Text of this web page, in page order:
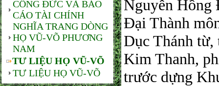
CÔNG ĐỨC VÀ BÁO
CÁO TÀI CHÍNH
NGHĨA TRANG DÒNG
HỌ VŨ-VÕ PHƯƠNG
NAM
TƯ LIỆU HỌ VŨ-VÕ
TƯ LIỆU HỌ VŨ-VÕ
Nguyễn Hồng
Đại Thành
Dục Thánh từ,
Kim Thanh,
trước dựng